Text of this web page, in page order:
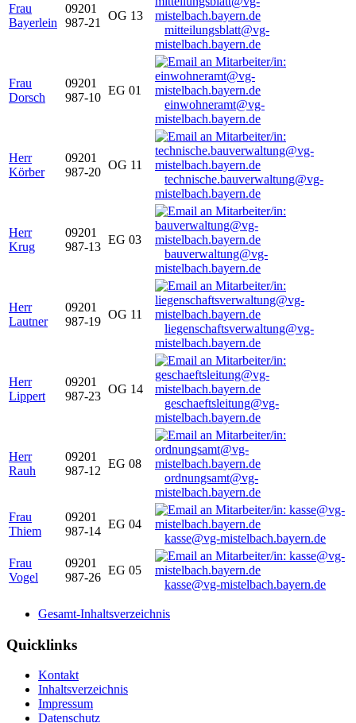
Frau
Bayerlein
09201
987-21
OG 13
mitteilungsblatt@vg-
mistelbach.bayern.de
Frau
Dorsch
09201
987-10
EG 01
einwohneramt@vg-
mistelbach.bayern.de
Herr
Körber
09201
987-20
OG 11
technische.bauverwaltung@vg-
mistelbach.bayern.de
Herr
Krug
09201
987-13
EG 03
bauverwaltung@vg-
mistelbach.bayern.de
Herr
Lautner
09201
987-19
OG 11
liegenschaftsverwaltung@vg-
mistelbach.bayern.de
Herr
Lippert
09201
987-23
OG 14
geschaeftsleitung@vg-
mistelbach.bayern.de
Herr
Rauh
09201
987-12
EG 08
ordnungsamt@vg-
mistelbach.bayern.de
Frau
Thiem
09201
987-14
EG 04
kasse@vg-mistelbach.bayern.de
Frau
Vogel
09201
987-26
EG 05
kasse@vg-mistelbach.bayern.de
Gesamt-Inhaltsverzeichnis
Quicklinks
Kontakt
Inhaltsverzeichnis
Impressum
Datenschutz